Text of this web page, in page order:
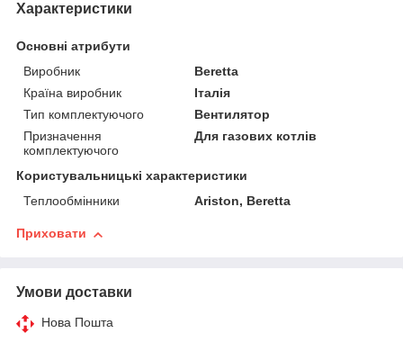
Характеристики
Основні атрибути
Виробник
Beretta
Країна виробник
Італія
Тип комплектуючого
Вентилятор
Призначення
комплектуючого
Для газових котлів
Користувальницькі характеристики
Теплообмінники
Ariston, Beretta
Приховати
Умови доставки
Нова Пошта